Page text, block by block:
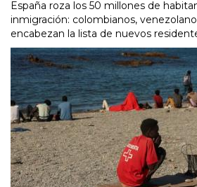
España roza los 50 millones de
inmigración: colombianos,
encabezan la lista de nuevos